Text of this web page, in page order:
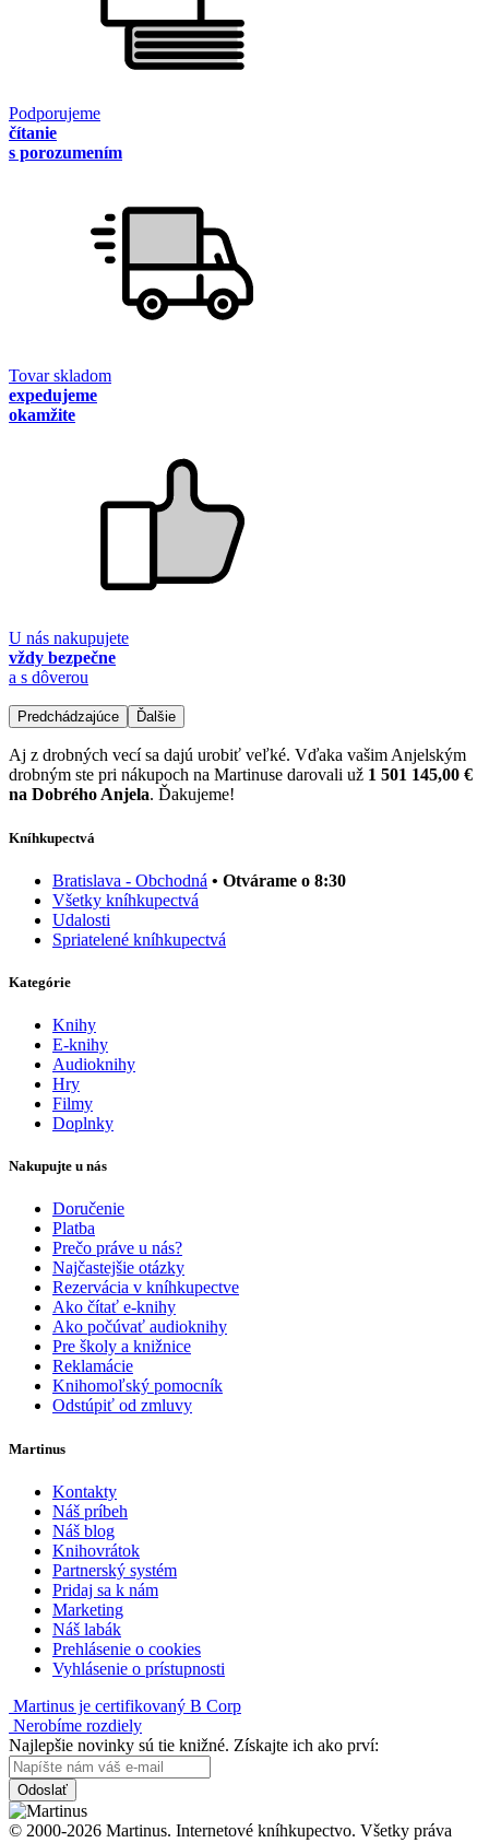
Podporujeme
čítanie
s porozumením
Tovar skladom
expedujeme
okamžite
U nás nakupujete
vždy bezpečne
a s dôverou
Predchádzajúce Ďalšie
Aj z drobných vecí sa dajú urobiť veľké. Vďaka vašim Anjelským
drobným ste pri nákupoch na Martinuse darovali už 1 501 145,00 €
na Dobrého Anjela. Ďakujeme!
Kníhkupectvá
Bratislava - Obchodná • Otvárame o 8:30
Všetky kníhkupectvá
Udalosti
Spriatelené kníhkupectvá
Kategórie
Knihy
E-knihy
Audioknihy
Hry
Filmy
Doplnky
Nakupujte u nás
Doručenie
Platba
Prečo práve u nás?
Najčastejšie otázky
Rezervácia v kníhkupectve
Ako čítať e-knihy
Ako počúvať audioknihy
Pre školy a knižnice
Reklamácie
Knihomoľský pomocník
Odstúpiť od zmluvy
Martinus
Kontakty
Náš príbeh
Náš blog
Knihovrátok
Partnerský systém
Pridaj sa k nám
Marketing
Náš labák
Prehlásenie o cookies
Vyhlásenie o prístupnosti
Martinus je certifikovaný B Corp
Nerobíme rozdiely
Najlepšie novinky sú tie knižné. Získajte ich ako prví:
Odoslať
© 2000-2026 Martinus. Internetové kníhkupectvo. Všetky práva